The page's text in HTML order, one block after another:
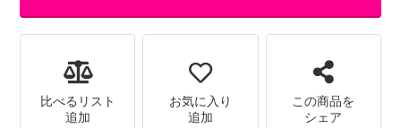
比べるリスト
追加
お気に入り
追加
この商品を
シェア